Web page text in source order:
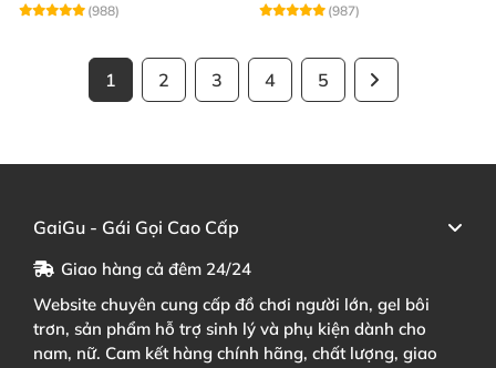
(988)
(987)
1 2 3 4 5
GaiGu - Gái Gọi Cao Cấp
Giao hàng cả đêm 24/24
Website chuyên cung cấp đồ chơi người lớn, gel bôi
trơn, sản phẩm hỗ trợ sinh lý và phụ kiện dành cho
nam, nữ. Cam kết hàng chính hãng, chất lượng, giao